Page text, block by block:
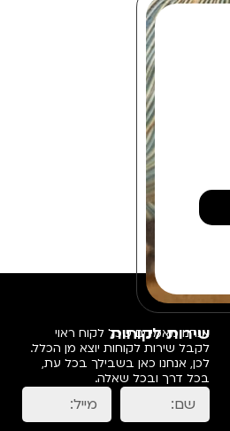
שירות לקוחות
אנחנו מאמינים שכל לקוח ראוי
לקבל שירות לקוחות יוצא מן הכלל.
לכן, אנחנו כאן בשבילך בכל עת,
בכל דרך ובכל שאלה.